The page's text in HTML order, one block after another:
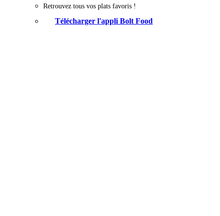
Retrouvez tous vos plats favoris !
Télécharger l'appli Bolt Food